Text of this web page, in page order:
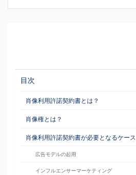
目次
肖像利用許諾契約書とは？
肖像権とは？
肖像利用許諾契約書が必要となるケース
広告モデルの起用
インフルエンサーマーケティング